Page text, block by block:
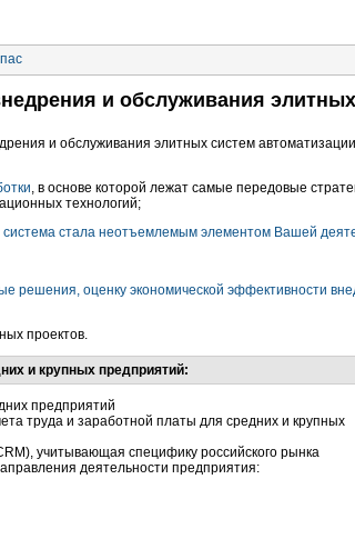
и обслуживания элитных
и обслуживания элитных систем автоматизации
, в основе которой лежат самые передовые
технологий;
стала неотъемлемым элементом Вашей
решения, оценку экономической эффективности
проектов.
и крупных предприятий:
предприятий
труда и заработной платы для средних и крупных
учитывающая специфику российского рынка
деятельности предприятия: